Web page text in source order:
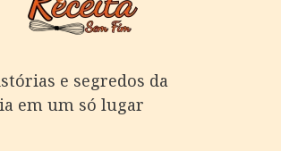
e segredos da
em um só lugar